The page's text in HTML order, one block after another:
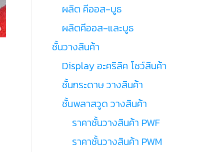
ผลิต คีออส-บูธ
ผลิตคีออส-และบูธ
ชั้นวางสินค้า
Display อะคริลิค โชว์สินค้า
ชั้นกระดาษ วางสินค้า
ชั้นพลาสวูด วางสินค้า
ราคาชั้นวางสินค้า PWF
ราคาชั้นวางสินค้า PWM